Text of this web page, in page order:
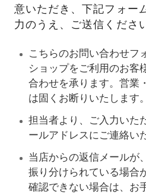
意いただき、下記フォー
力のうえ、ご送信くださ
こちらのお問い合わせフ
ショップをご利用のお客
合わせを承ります。営業
は固くお断りいたします。
担当者より、ご入力いた
ールアドレスにご連絡い
当店からの返信メールが
振り分けられている場合
確認できない場合は、お